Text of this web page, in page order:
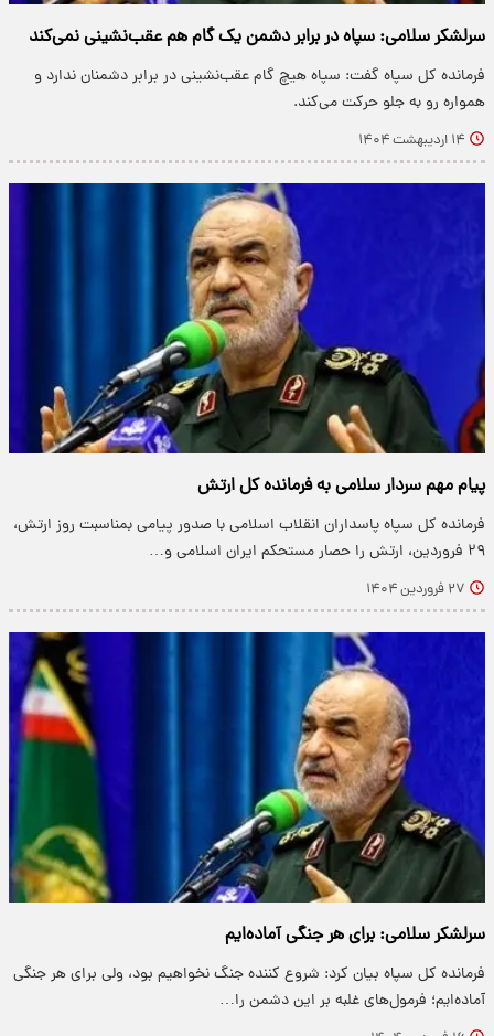
سرلشکر سلامی: سپاه در برابر دشمن یک گام هم عقب‌نشینی نمی‌کند
فرمانده کل سپاه گفت: سپاه هیچ گام عقب‌نشینی در برابر دشمنان ندارد و
همواره رو به جلو حرکت می‌کند.
۱۴ اردیبهشت ۱۴۰۴
پیام مهم سردار سلامی به فرمانده کل ارتش
فرمانده کل سپاه پاسداران انقلاب اسلامی با صدور پیامی بمناسبت روز ارتش،
۲۹ فروردین، ارتش را حصار مستحکم ایران اسلامی و…
۲۷ فروردین ۱۴۰۴
سرلشکر سلامی: برای هر جنگی آماده‌ایم
فرمانده کل سپاه بیان کرد: شروع کننده جنگ نخواهیم بود، ولی برای هر جنگی
آماده‌ایم؛ فرمول‌های غلبه بر این دشمن را…